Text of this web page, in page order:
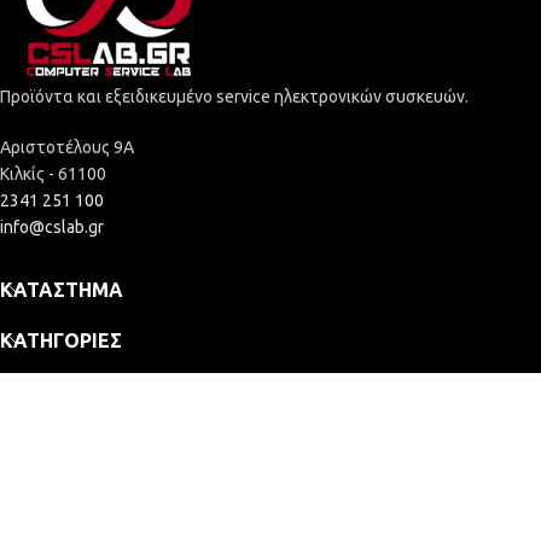
Προϊόντα και εξειδικευμένο service ηλεκτρονικών συσκευών.
Αριστοτέλους 9Α
Κιλκίς - 61100
2341 251 100
info@cslab.gr
ΚΑΤΆΣΤΗΜΑ
ΚΑΤΗΓΟΡΊΕΣ